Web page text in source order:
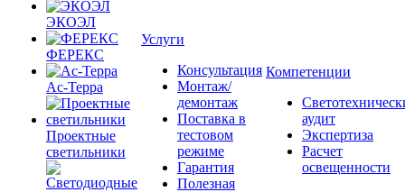
ЭКОЭЛ
ФЕРЕКС
Ас-Терра
Проектные
светильники
Услуги
Консультация
Монтаж/
демонтаж
Поставка в
тестовом
режиме
Гарантия
Полезная
Компетенции
аудит
Экспертиза
Расчет
освещенности